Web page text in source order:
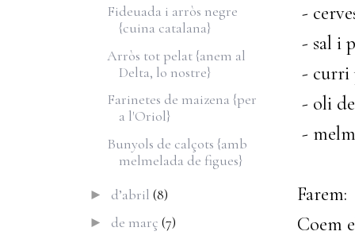
-
- sal i
- curri
- oli
-
Farem:
Coem
Fideuada i arròs negre
{cuina catalana}
Arròs tot pelat {anem al
Delta, lo nostre}
Farinetes de maizena {per
a l'Oriol}
Bunyols de calçots {amb
melmelada de figues}
► d’abril (8)
► de març (7)